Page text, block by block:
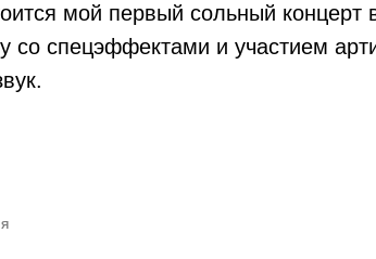
мой первый сольный концерт
со спецэффектами и участием